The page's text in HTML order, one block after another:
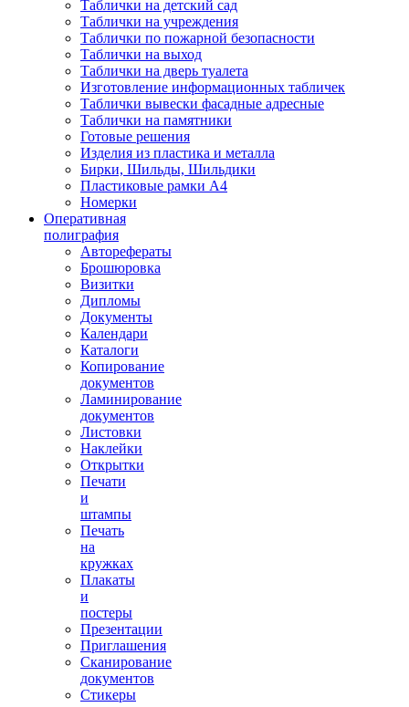
Таблички на детский сад
Таблички на учреждения
Таблички по пожарной безопасности
Таблички на выход
Таблички на дверь туалета
Изготовление информационных табличек
Таблички вывески фасадные адресные
Таблички на памятники
Готовые решения
Изделия из пластика и металла
Бирки, Шильды, Шильдики
Пластиковые рамки А4
Номерки
Оперативная
полиграфия
Авторефераты
Брошюровка
Визитки
Дипломы
Документы
Календари
Каталоги
Копирование
документов
Ламинирование
документов
Листовки
Наклейки
Открытки
Печати
и
штампы
Печать
на
кружках
Плакаты
и
постеры
Презентации
Приглашения
Сканирование
документов
Стикеры